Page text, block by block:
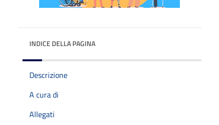
INDICE DELLA PAGINA
Descrizione
A cura di
Allegati